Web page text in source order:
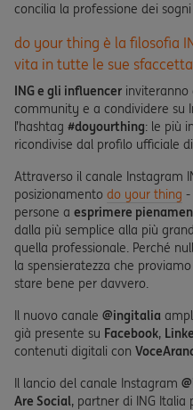
concilia la professione dei
do your thing è la filosofia
vita in tutte le sue
ING e gli influencer inviteranno
community e a condividere su
l’hashtag #doyourthing: le più
ricondivise dal profilo ufficiale di
Attraverso il canale Instagram
posizionamento do your thing -
persone a esprimere
dalla più semplice alla più
quella professionale. Perché
la spensieratezza che
stare bene per davvero.
Il nuovo canale @ingitalia
già presente su Facebook,
contenuti digitali con
Il lancio del canale Instagram
Are Social, partner di ING Italia